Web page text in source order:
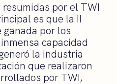
por el TWI
es que la II
por los
capacidad
la industria
que realizaron
por TWI,